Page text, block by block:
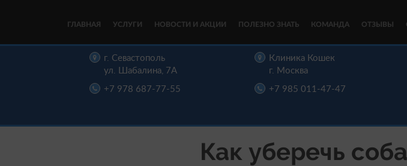
ГЛАВНАЯ УСЛУГИ НОВОСТИ И АКЦИИ ПОЛЕЗНО ЗНАТЬ КОМАНДА ОТЗЫВЫ
г. Севастополь
ул. Шабалина, 7А
+7 978 687-77-55
Клиника Кошек
г. Москва
+7 985 011-47-47
Как уберечь